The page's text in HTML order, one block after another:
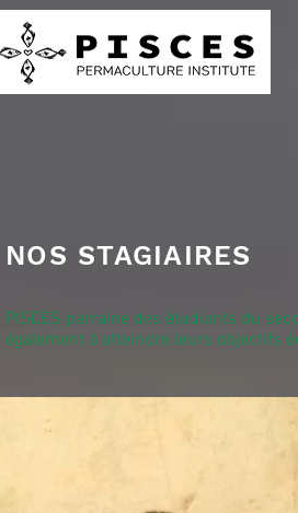
NOS STAGIAIRES
PISCES parraine des étudiants du
également à atteindre leurs objectifs